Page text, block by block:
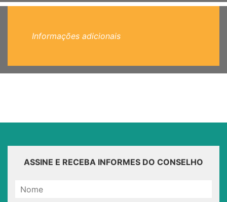
Informações adicionais
ASSINE E RECEBA INFORMES DO CONSELHO